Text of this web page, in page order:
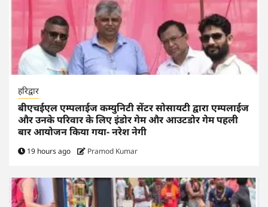
हरिद्वार
बीएचईएल एम्पलाईज कम्युनिटी सेंटर सोसायटी द्वारा एम्पलाईज
और उनके परिवार के लिए इंडोर गेम और आउटडोर गेम पहली
बार आयोजन किया गया- नरेश नेगी
19 hours ago Pramod Kumar